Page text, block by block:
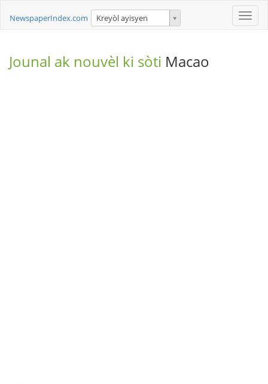
Toggle
NewspaperIndex.com Kreyòl ayisyen
Jounal ak nouvèl ki sòti Macao